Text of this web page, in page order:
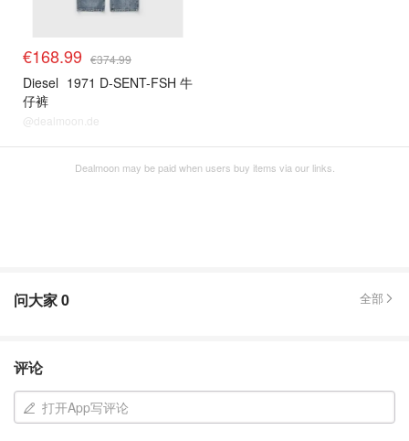
€168.99 €374.99
Diesel 1971 D-SENT-FSH 牛
仔裤
@dealmoon.de
Dealmoon may be paid when users buy items via our links.
问大家0 全部
评论
打开App写评论